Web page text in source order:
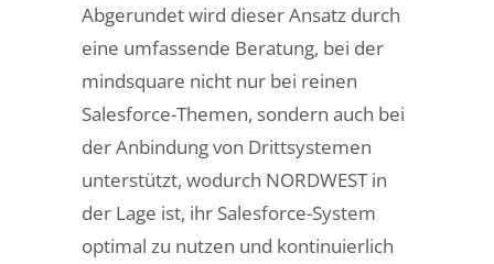
Abgerundet wird dieser Ansatz durch
eine umfassende Beratung, bei der
mindsquare nicht nur bei reinen
Salesforce-Themen, sondern auch bei
der Anbindung von Drittsystemen
unterstützt, wodurch NORDWEST in
der Lage ist, ihr Salesforce-System
optimal zu nutzen und kontinuierlich